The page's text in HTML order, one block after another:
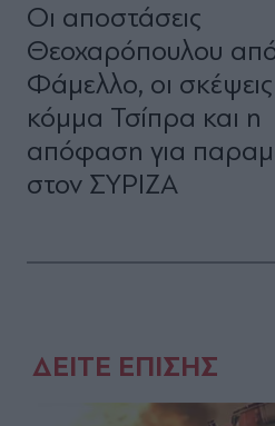
Οι αποστάσεις
Θεοχαρόπουλου
Φάμελλο, οι σκέψεις
κόμμα Τσίπρα και η
απόφαση για
στον ΣΥΡΙΖΑ